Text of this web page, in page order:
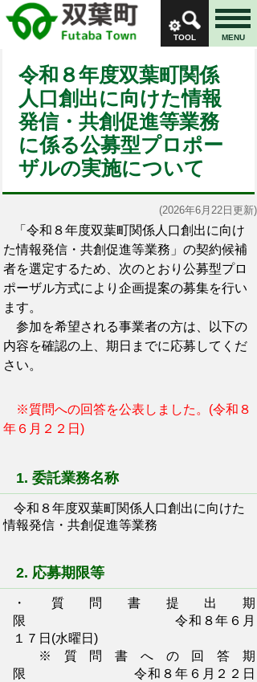
TOOL MENU
令和８年度双葉町関係
人口創出に向けた情報
発信・共創促進等業務
に係る公募型プロポー
ザルの実施について
(2026年6月22日更新)
「令和８年度双葉町関係人口創出に向け
た情報発信・共創促進等業務」の契約候補
者を選定するため、次のとおり公募型プロ
ポーザル方式により企画提案の募集を行い
ます。
参加を希望される事業者の方は、以下の
内容を確認の上、期日までに応募してくだ
さい。
※質問への回答を公表しました。(令和８
年６月２２日)
1. 委託業務名称
令和８年度双葉町関係人口創出に向けた
情報発信・共創促進等業務
2. 応募期限等
・質問書提出期
限 令和８年６月
１７日(水曜日)
※質問書への回答期
限 令和８年６月２２日